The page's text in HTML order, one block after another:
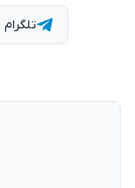
تلگرام